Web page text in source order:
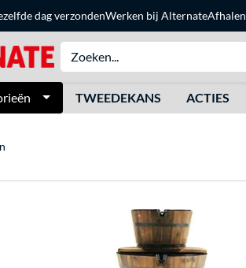
dag verzondenWerken bij AlternateAfhalen
TWEEDEKANS ACTIES